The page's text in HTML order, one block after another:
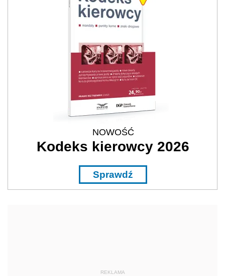
NOWOŚĆ
Kodeks kierowcy 2026
Sprawdź
REKLAMA